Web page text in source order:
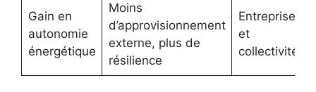
Gain en
autonomie
énergétique
Moins
d’approvisionnement
externe, plus de
résilience
Entreprises
et
collectivités